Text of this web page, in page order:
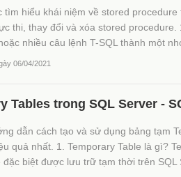
hiểu khái niệm về stored procedure
thi, thay đổi và xóa stored
nhiều câu lệnh T-SQL thành một
06/04/2021
Tables trong SQL Server -
dẫn cách tạo và sử dụng bảng tạm
quả nhất. 1. Temporary Table là gì?
biệt được lưu trữ tạm thời trên SQL